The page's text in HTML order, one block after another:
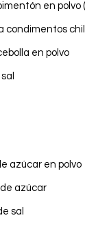
en polvo
condimentos
en polvo
azúcar en polvo
azúcar
sal